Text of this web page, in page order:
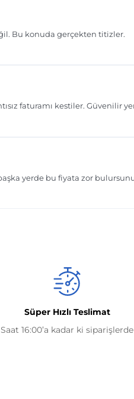
Süper Hızlı Teslimat
Saat 16:00’a kadar ki siparişlerde